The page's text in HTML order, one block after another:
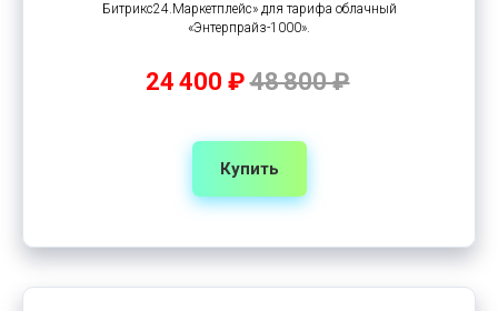
Битрикс24.Маркетплейс» для тарифа облачный
«Энтерпрайз-1000».
24 400 ₽48 800 ₽
Купить